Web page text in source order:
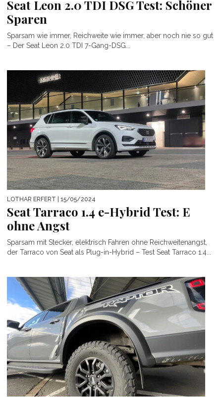
Seat Leon 2.0 TDI DSG Test: Schöner
Sparen
Sparsam wie immer, Reichweite wie immer, aber noch nie so gut
– Der Seat Leon 2.0 TDI 7-Gang-DSG...
LOTHAR ERFERT | 15/05/2024
Seat Tarraco 1.4 e-Hybrid Test: E
ohne Angst
Sparsam mit Stecker, elektrisch Fahren ohne Reichweitenangst,
der Tarraco von Seat als Plug-in-Hybrid – Test Seat Tarraco 1.4...